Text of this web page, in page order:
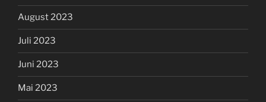
August 2023
Juli 2023
Juni 2023
Mai 2023